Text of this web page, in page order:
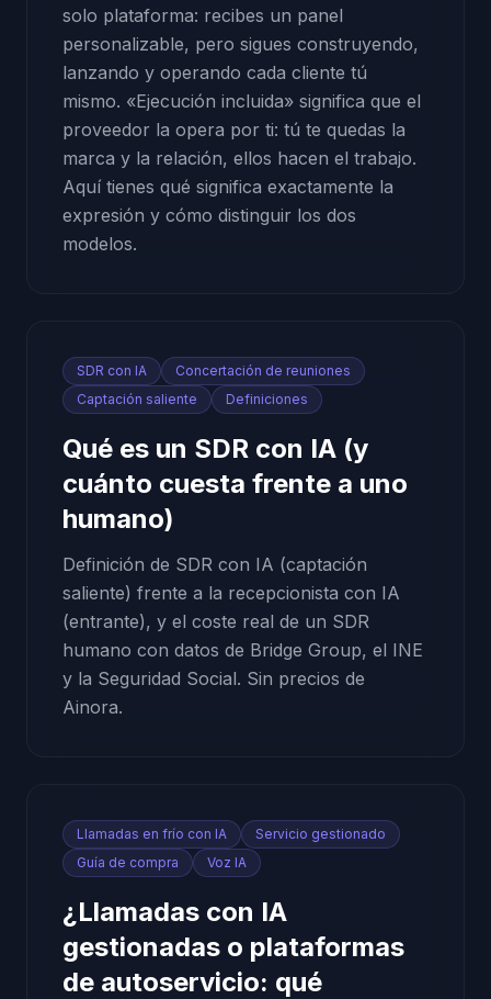
solo plataforma: recibes un panel
personalizable, pero sigues construyendo,
lanzando y operando cada cliente tú
mismo. «Ejecución incluida» significa que el
proveedor la opera por ti: tú te quedas la
marca y la relación, ellos hacen el trabajo.
Aquí tienes qué significa exactamente la
expresión y cómo distinguir los dos
modelos.
SDR con IA
Concertación de reuniones
Captación saliente
Definiciones
Qué es un SDR con IA (y
cuánto cuesta frente a uno
humano)
Definición de SDR con IA (captación
saliente) frente a la recepcionista con IA
(entrante), y el coste real de un SDR
humano con datos de Bridge Group, el INE
y la Seguridad Social. Sin precios de
Ainora.
Llamadas en frío con IA
Servicio gestionado
Guía de compra
Voz IA
¿Llamadas con IA
gestionadas o plataformas
de autoservicio: qué